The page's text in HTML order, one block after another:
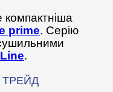
компактніша
prime. Серію
.
ТРЕЙД